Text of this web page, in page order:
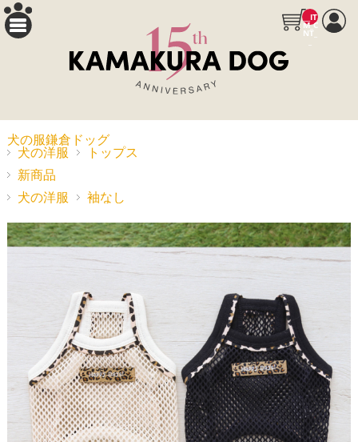
__IT
M_C
NT_
犬の服鎌倉ドッグ
犬の洋服
トップス
新商品
犬の洋服
袖なし